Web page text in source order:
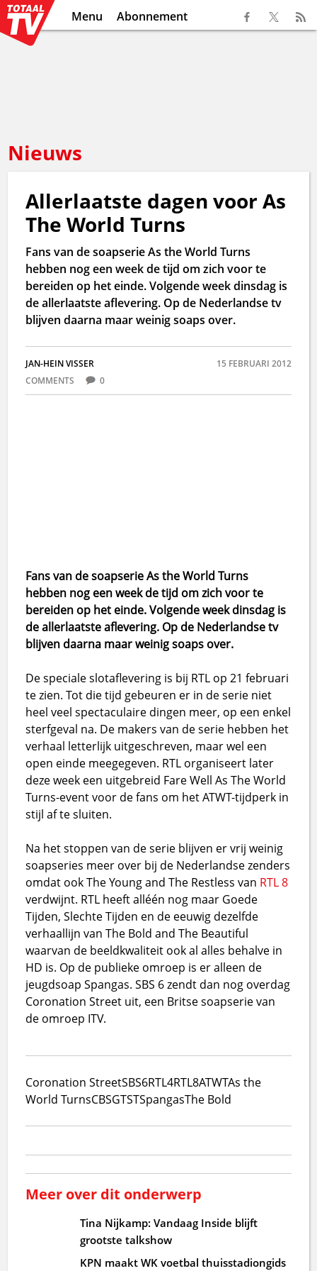
Menu Abonnement
Nieuws
Allerlaatste dagen voor As
The World Turns
Fans van de soapserie As the World Turns
hebben nog een week de tijd om zich voor te
bereiden op het einde. Volgende week dinsdag is
de allerlaatste aflevering. Op de Nederlandse tv
blijven daarna maar weinig soaps over.
JAN-HEIN VISSER
15 FEBRUARI 2012
COMMENTS
0
Fans van de soapserie As the World Turns
hebben nog een week de tijd om zich voor te
bereiden op het einde. Volgende week dinsdag is
de allerlaatste aflevering. Op de Nederlandse tv
blijven daarna maar weinig soaps over.
De speciale slotaflevering is bij RTL op 21 februari
te zien. Tot die tijd gebeuren er in de serie niet
heel veel spectaculaire dingen meer, op een enkel
sterfgeval na. De makers van de serie hebben het
verhaal letterlijk uitgeschreven, maar wel een
open einde meegegeven. RTL organiseert later
deze week een uitgebreid Fare Well As The World
Turns-event voor de fans om het ATWT-tijdperk in
stijl af te sluiten.
Na het stoppen van de serie blijven er vrij weinig
soapseries meer over bij de Nederlandse zenders
omdat ook The Young and The Restless van RTL 8
verdwijnt. RTL heeft alléén nog maar Goede
Tijden, Slechte Tijden en de eeuwig dezelfde
verhaallijn van The Bold and The Beautiful
waarvan de beeldkwaliteit ook al alles behalve in
HD is. Op de publieke omroep is er alleen de
jeugdsoap Spangas. SBS 6 zendt dan nog overdag
Coronation Street uit, een Britse soapserie van
de omroep ITV.
Coronation StreetSBS6RTL4RTL8ATWTAs the
World TurnsCBSGTSTSpangasThe Bold
Meer over dit onderwerp
Tina Nijkamp: Vandaag Inside blijft
grootste talkshow
KPN maakt WK voetbal thuisstadiongids